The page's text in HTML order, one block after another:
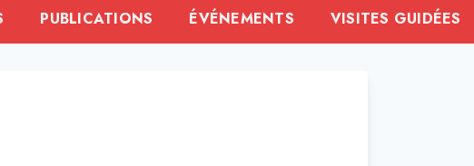
PUBLICATIONS ÉVÉNEMENTS VISITES GUIDÉES